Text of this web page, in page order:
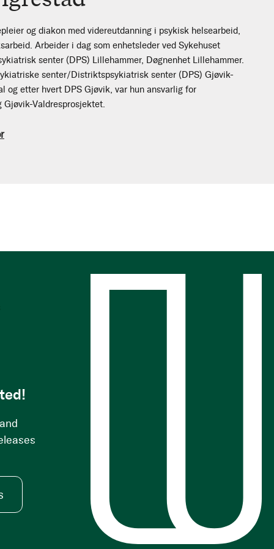
og diakon med videreutdanning i psykisk helsearbeid,
Arbeider i dag som enhetsleder ved Sykehuset
senter (DPS) Lillehammer, Døgnenhet Lillehammer.
senter/Distriktspsykiatrisk senter (DPS) Gjøvik-
og etter hvert DPS Gjøvik, var hun ansvarlig for
Gjøvik-Valdresprosjektet.